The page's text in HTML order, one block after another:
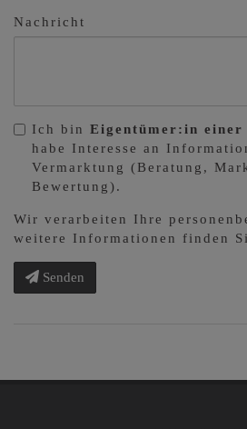
Nachricht
Ich bin Eigentümer:in einer
habe Interesse an
Vermarktung (Beratung,
Bewertung).
Wir verarbeiten Ihre
weitere Informationen finden
Senden